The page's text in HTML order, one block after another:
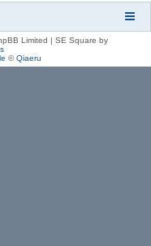
Limited | SE Square by
©Qiaeru